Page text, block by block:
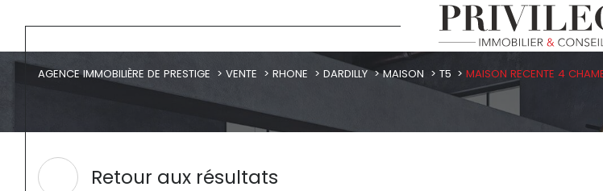
AGENCE IMMOBILIÈRE DE PRESTIGE VENTE RHONE DARDILLY MAISON T5 MAISON RECENTE 4
Retour aux résultats